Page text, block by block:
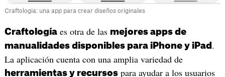
Craftologia: una app para crear diseños originales
Craftologíaes otra de las mejores apps de
manualidades disponibles para iPhone y iPad .
La aplicación cuenta con una amplia variedad de
herramientas y recursospara ayudar a los usuarios